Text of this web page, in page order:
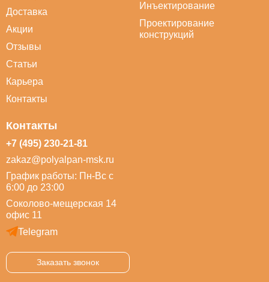
Доставка
Акции
Отзывы
Статьи
Карьера
Контакты
Инъектирование
Проектирование
конструкций
Контакты
+7 (495) 230-21-81
zakaz@polyalpan-msk.ru
График работы: Пн-Вс с
6:00 до 23:00
Соколово-мещерская 14
офис 11
Telegram
Заказать звонок